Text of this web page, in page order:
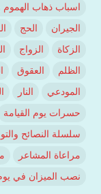
اسباب ذهاب الهموم
الجيران
الحج
الزكاة
الزواج
الظلم
العقوق
المودعي
النار
حسرات يوم القيامة
سلسلة النصائح
مراعاة المشاعر
نصب الميزان في يوم